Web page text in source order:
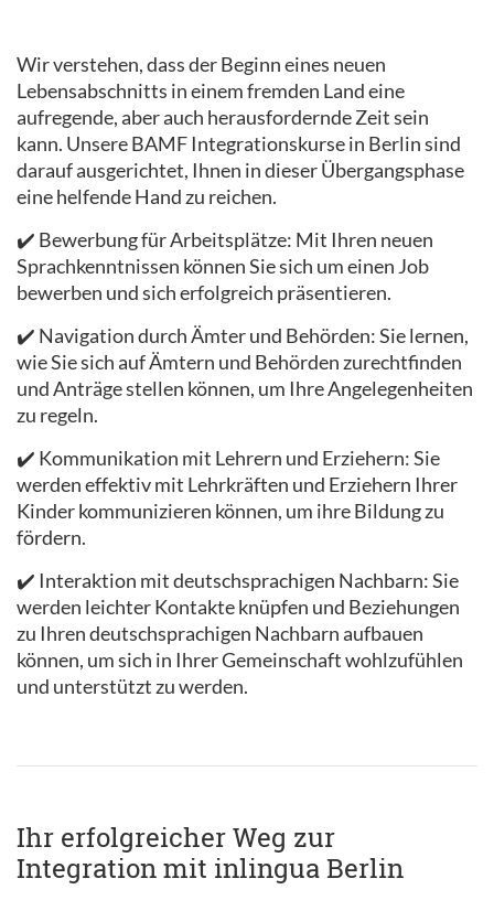
Wir verstehen, dass der Beginn eines neuen
Lebensabschnitts in einem fremden Land eine
aufregende, aber auch herausfordernde Zeit sein
kann. Unsere BAMF Integrationskurse in Berlin sind
darauf ausgerichtet, Ihnen in dieser Übergangsphase
eine helfende Hand zu reichen.
✔️ Bewerbung für Arbeitsplätze: Mit Ihren neuen
Sprachkenntnissen können Sie sich um einen Job
bewerben und sich erfolgreich präsentieren.
✔️ Navigation durch Ämter und Behörden: Sie lernen,
wie Sie sich auf Ämtern und Behörden zurechtfinden
und Anträge stellen können, um Ihre Angelegenheiten
zu regeln.
✔️ Kommunikation mit Lehrern und Erziehern: Sie
werden effektiv mit Lehrkräften und Erziehern Ihrer
Kinder kommunizieren können, um ihre Bildung zu
fördern.
✔️ Interaktion mit deutschsprachigen Nachbarn: Sie
werden leichter Kontakte knüpfen und Beziehungen
zu Ihren deutschsprachigen Nachbarn aufbauen
können, um sich in Ihrer Gemeinschaft wohlzufühlen
und unterstützt zu werden.
Ihr erfolgreicher Weg zur
Integration mit inlingua Berlin